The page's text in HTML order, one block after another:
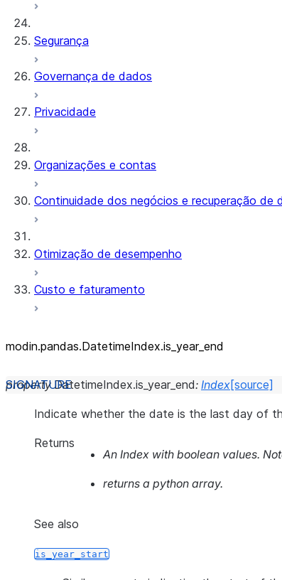
Segurança
Governança de dados
Privacidade
Organizações e contas
Continuidade dos negócios e recuperação de
Otimização de desempenho
Custo e faturamento
modin.pandas.DatetimeIndex.is_ year_ end
property DatetimeIndex.is_year_end: Index[source]
Indicate whether the date is the last day of
Returns
An Index with boolean values.
returns a python array.
See also
is_year_start